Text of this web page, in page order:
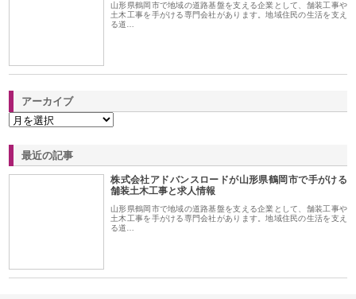
山形県鶴岡市で地域の道路基盤を支える企業として、舗装工事や
土木工事を手がける専門会社があります。地域住民の生活を支え
る道…
アーカイブ
最近の記事
株式会社アドバンスロードが山形県鶴岡市で手がける
舗装土木工事と求人情報
山形県鶴岡市で地域の道路基盤を支える企業として、舗装工事や
土木工事を手がける専門会社があります。地域住民の生活を支え
る道…